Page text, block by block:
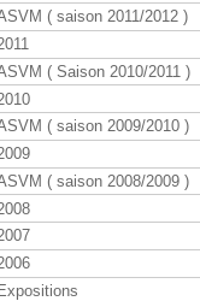
( saison 2011/2012 )
( Saison 2010/2011 )
( saison 2009/2010 )
( saison 2008/2009 )
Expositions